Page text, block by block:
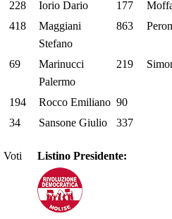
228 Iorio Dario 177
418
Maggiani
Stefano
863
69
Marinucci
Palermo
219
194 Rocco Emiliano 90
34 Sansone Giulio 337
Voti Listino Presidente: